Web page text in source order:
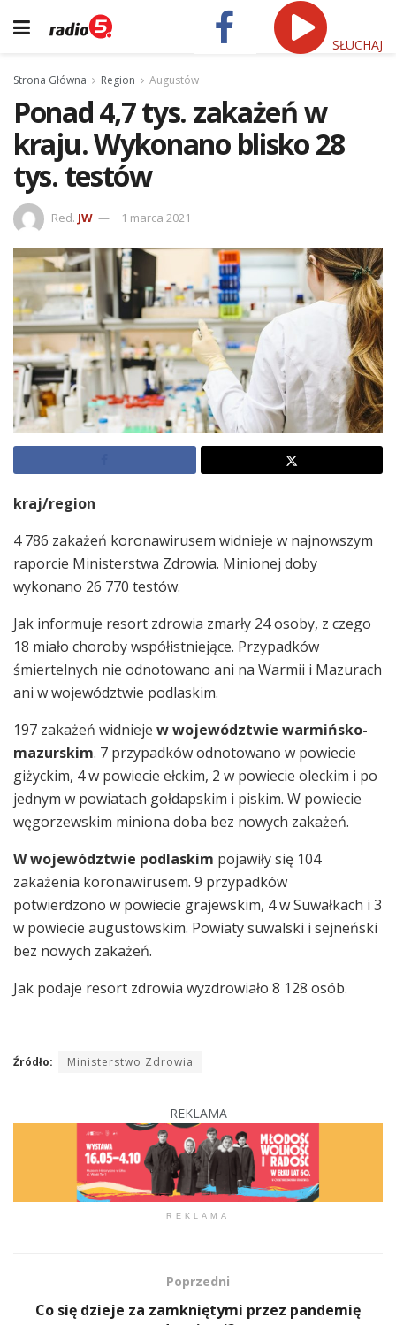
SŁUCHAJ
Strona Główna Region Augustów
Ponad 4,7 tys. zakażeń w
kraju. Wykonano blisko 28
tys. testów
Red. JW 1 marca 2021
kraj/region
4 786 zakażeń koronawirusem widnieje w najnowszym
raporcie Ministerstwa Zdrowia. Minionej doby
wykonano 26 770 testów.
Jak informuje resort zdrowia zmarły 24 osoby, z czego
18 miało choroby współistniejące. Przypadków
śmiertelnych nie odnotowano ani na Warmii i Mazurach
ani w województwie podlaskim.
197 zakażeń widnieje w województwie warmińsko-
mazurskim. 7 przypadków odnotowano w powiecie
giżyckim, 4 w powiecie ełckim, 2 w powiecie oleckim i po
jednym w powiatach gołdapskim i piskim. W powiecie
węgorzewskim miniona doba bez nowych zakażeń.
W województwie podlaskim pojawiły się 104
zakażenia koronawirusem. 9 przypadków
potwierdzono w powiecie grajewskim, 4 w Suwałkach i 3
w powiecie augustowskim. Powiaty suwalski i sejneński
bez nowych zakażeń.
Jak podaje resort zdrowia wyzdrowiało 8 128 osób.
Źródło: Ministerstwo Zdrowia
REKLAMA
REKLAMA
Poprzedni
Co się dzieje za zamkniętymi przez pandemię